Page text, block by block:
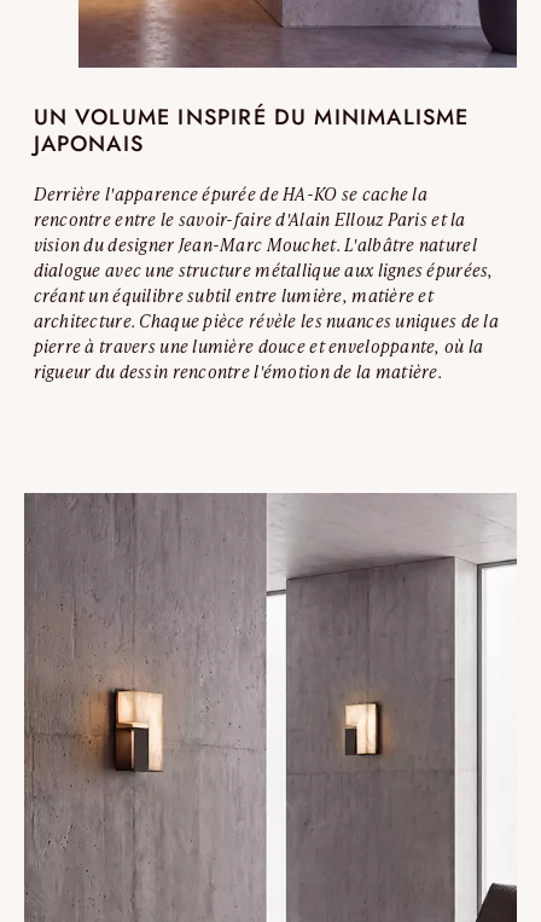
UN VOLUME INSPIRÉ DU MINIMALISME
JAPONAIS
Derrière l'apparence épurée de HA-KO se cache la
rencontre entre le savoir-faire d'Alain Ellouz Paris et la
vision du designer Jean-Marc Mouchet. L'albâtre naturel
dialogue avec une structure métallique aux lignes épurées,
créant un équilibre subtil entre lumière, matière et
architecture. Chaque pièce révèle les nuances uniques de la
pierre à travers une lumière douce et enveloppante, où la
rigueur du dessin rencontre l'émotion de la matière.